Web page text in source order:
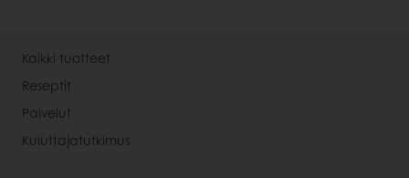
Kaikki tuotteet
Reseptit
Palvelut
Kuluttajatutkimus